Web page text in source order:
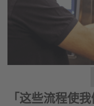
「这些流程使